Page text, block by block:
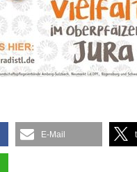
E-Mail